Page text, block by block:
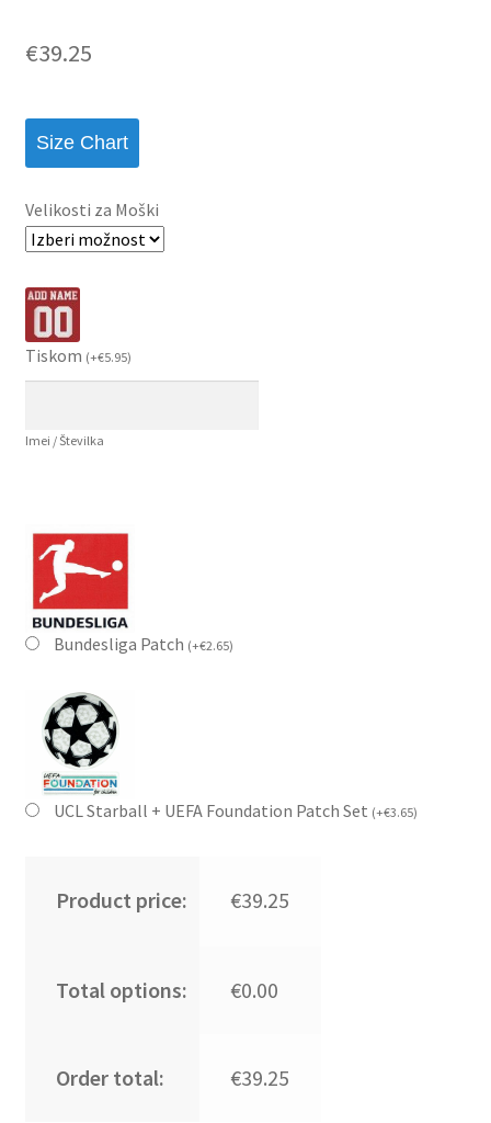
€39.25
Size Chart
Velikosti za Moški
Tiskom (+€5.95)
Imei / Številka
Bundesliga Patch (+€2.65)
UCL Starball + UEFA Foundation Patch Set (+€3.65)
Product price: €39.25
Total options: €0.00
Order total: €39.25